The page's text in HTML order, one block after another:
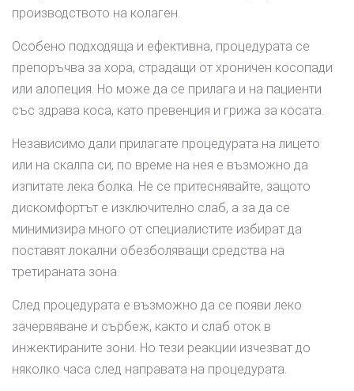
производството на колаген.
Особено подходяща и ефективна, процедурата се
препоръчва за хора, страдащи от хроничен косопади
или алопеция. Но може да се прилага и на пациенти
със здрава коса, като превенция и грижа за косата.
Независимо дали прилагате процедурата на лицето
или на скалпа си, по време на нея е възможно да
изпитате лека болка. Не се притеснявайте, защото
дискомфортът е изключително слаб, а за да се
минимизира много от специалистите избират да
поставят локални обезболяващи средства на
третираната зона.
След процедурата е възможно да се появи леко
зачервяване и сърбеж, както и слаб оток в
инжектираните зони. Но тези реакции изчезват до
няколко часа след направата на процедурата.